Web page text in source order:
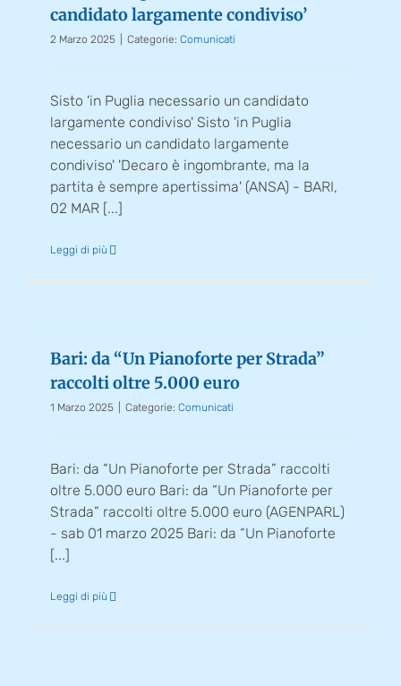
candidato largamente condiviso’
2 Marzo 2025 Categorie: Comunicati
Sisto 'in Puglia necessario un candidato
largamente condiviso' Sisto 'in Puglia
necessario un candidato largamente
condiviso' 'Decaro è ingombrante, ma la
partita è sempre apertissima' (ANSA) - BARI,
02 MAR [...]
Leggi di più
Bari: da “Un Pianoforte per Strada”
raccolti oltre 5.000 euro
1 Marzo 2025 Categorie: Comunicati
Bari: da “Un Pianoforte per Strada” raccolti
oltre 5.000 euro Bari: da “Un Pianoforte per
Strada” raccolti oltre 5.000 euro (AGENPARL)
- sab 01 marzo 2025 Bari: da “Un Pianoforte
[...]
Leggi di più